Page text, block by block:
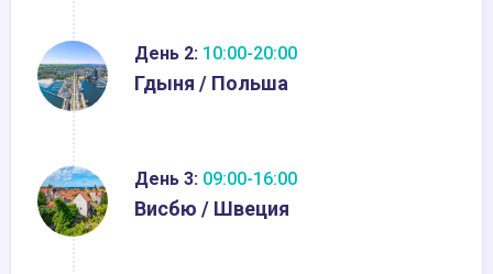
День 2: 10:00-20:00
Гдыня / Польша
День 3: 09:00-16:00
Висбю / Швеция